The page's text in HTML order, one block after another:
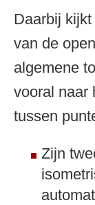
Daarbij
van de
algemene
vooral naar
tussen
Zijn